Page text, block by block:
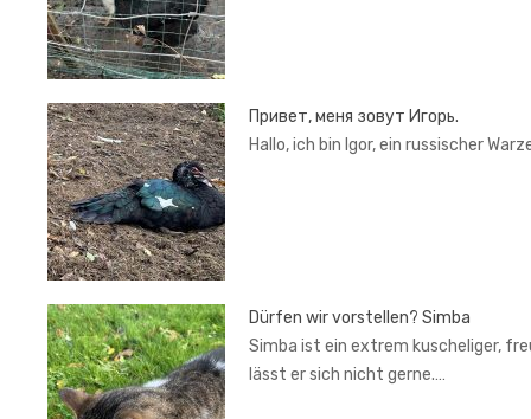
Привет, меня зовут Игорь.
Hallo, ich bin Igor, ein russischer
Dürfen wir vorstellen? Simba
Simba ist ein extrem kuscheliger,
lässt er sich nicht gerne.…